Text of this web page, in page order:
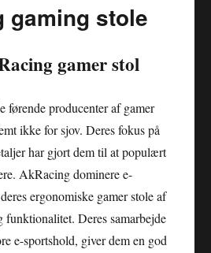
gaming stole
gamer stol
førende producenter af gamer
ikke for sjov. Deres fokus på
har gjort dem til at populært
AkRacing dominere e-
ergonomiske gamer stole af
Deres samarbejde
e-sportshold, giver dem en god